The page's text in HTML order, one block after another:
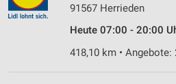
91567 Herrieden
Heute 07:00 - 20:00
418,10 km •